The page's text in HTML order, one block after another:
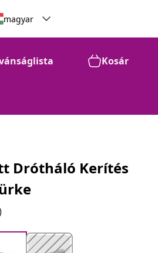
magyar
Kosár
Drótháló Kerítés